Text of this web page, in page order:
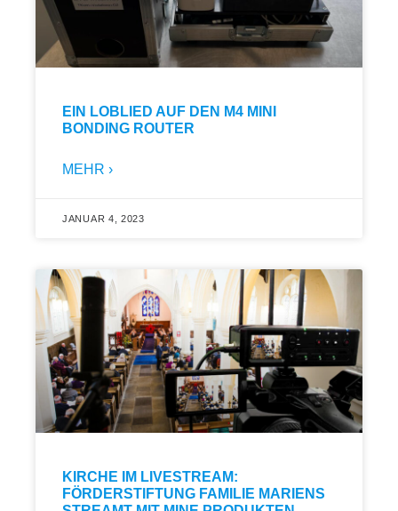
EIN LOBLIED AUF DEN M4 MINI
BONDING ROUTER
MEHR ›
JANUAR 4, 2023
KIRCHE IM LIVESTREAM:
FÖRDERSTIFTUNG FAMILIE MARIENS